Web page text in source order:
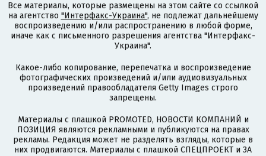
Все материалы, которые размещены на этом сайте со ссылкой
на агентство "Интерфакс-Украина", не подлежат дальнейшему
воспроизведению и/или распространению в любой форме,
иначе как с письменного разрешения агентства "Интерфакс-
Украина".
Какое-либо копирование, перепечатка и воспроизведение
фотографических произведений и/или аудиовизуальных
произведений правообладателя Getty Images строго
запрещены.
Материалы с плашкой PROMOTED, НОВОСТИ КОМПАНИЙ и
ПОЗИЦИЯ являются рекламными и публикуются на правах
рекламы. Редакция может не разделять взгляды, которые в
них продвигаются. Материалы с плашкой СПЕЦПРОЕКТ и ЗА